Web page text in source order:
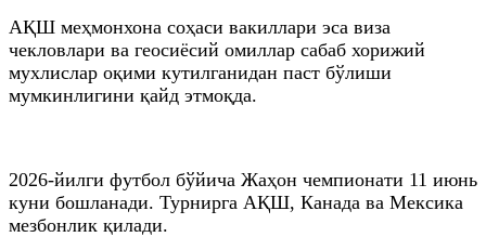
АҚШ меҳмонхона соҳаси вакиллари эса виза
чекловлари ва геосиёсий омиллар сабаб хорижий
мухлислар оқими кутилганидан паст бўлиши
мумкинлигини қайд этмоқда.
2026-йилги футбол бўйича Жаҳон чемпионати 11 июнь
куни бошланади. Турнирга АҚШ, Канада ва Мексика
мезбонлик қилади.